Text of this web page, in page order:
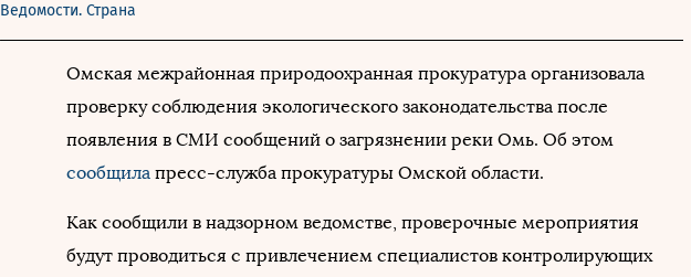
Ведомости. Страна
Омская межрайонная природоохранная прокуратура организовала
проверку соблюдения экологического законодательства после
появления в СМИ сообщений о загрязнении реки Омь. Об этом
сообщила пресс-служба прокуратуры Омской области.
Как сообщили в надзорном ведомстве, проверочные мероприятия
будут проводиться с привлечением специалистов контролирующих